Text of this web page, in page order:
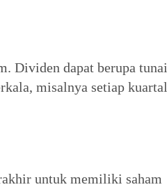
Dividen dapat berupa tunai
misalnya setiap kuartal
untuk memiliki saham